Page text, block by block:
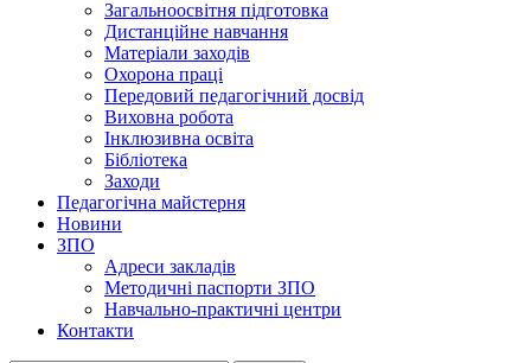
Загальноосвітня підготовка
Дистанційне навчання
Матеріали заходів
Охорона праці
Передовий педагогічний досвід
Виховна робота
Інклюзивна освіта
Бібліотека
Заходи
Педагогічна майстерня
Новини
ЗПО
Адреси закладів
Методичні паспорти ЗПО
Навчально-практичні центри
Контакти